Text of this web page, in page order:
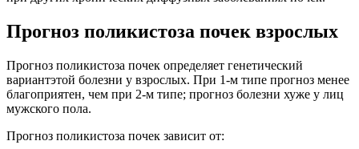
Прогноз поликистоза почек взрослых
Прогноз поликистоза почек определяет генетический
вариантэтой болезни у взрослых. При 1-м типе прогноз менее
благоприятен, чем при 2-м типе; прогноз болезни хуже у лиц
мужского пола.
Прогноз поликистоза почек зависит от: